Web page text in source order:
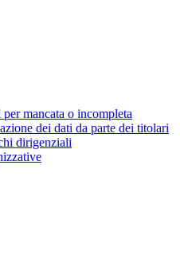
per mancata o incompleta
dei dati da parte dei titolari
dirigenziali